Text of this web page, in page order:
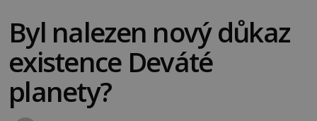
Byl nalezen nový důkaz
existence Deváté
planety?